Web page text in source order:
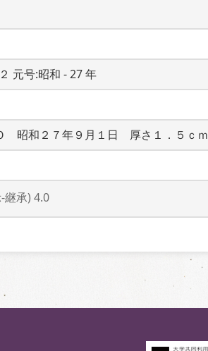
元号:昭和 - 27 年
　昭和２７年９月１日　厚さ１．５ｃｍ
継承) 4.0